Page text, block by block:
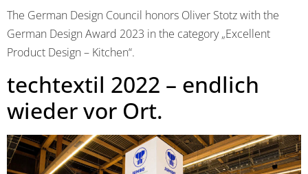
The German Design Council honors Oliver Stotz with the
German Design Award 2023 in the category „Excellent
Product Design – Kitchen“.
techtextil 2022 – endlich
wieder vor Ort.